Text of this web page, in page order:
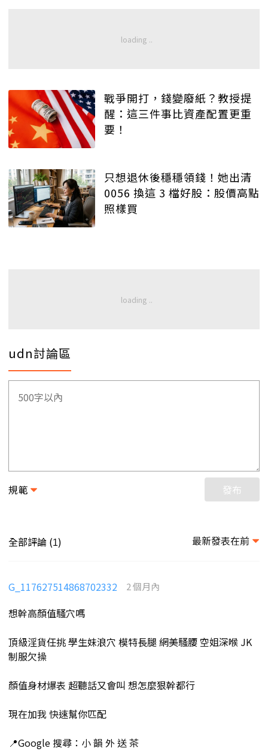
戰爭開打，錢變廢紙？教授提
醒：這三件事比資產配置更重
要！
只想退休後穩穩領錢！她出清
0056 換這 3 檔好股：股價高點
照樣買
udn討論區
規範 發布
全部評論 (1) 最新發表在前
G_117627514868702332 2 個月內
想幹高顏值騷穴嗎
頂級淫貨任挑 學生妹浪穴 模特長腿 網美騷腰 空姐深喉 JK
制服欠操
顏值身材爆表 超聽話又會叫 想怎麼狠幹都行
現在加我 快速幫你匹配
📍Google 搜尋：小 韻 外 送 茶